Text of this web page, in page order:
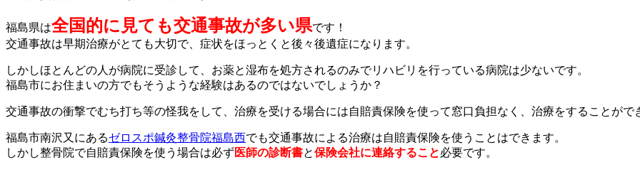
福島県は全国的に見ても交通事故が多い県です！
交通事故は早期治療がとても大切で、症状をほっとくと後々後遺症になります。
しかしほとんどの人が病院に受診して、お薬と湿布を処方されるのみでリハビリを行っている病院は少ないです。
福島市にお住まいの方でもそうような経験はあるのではないでしょうか？
交通事故の衝撃でむち打ち等の怪我をして、治療を受ける場合には自賠責保険を使って窓口負担なく、治療をすることがで
福島市南沢又にあるゼロスポ鍼灸整骨院福島西でも交通事故による治療は自賠責保険を使うことはできます。
しかし整骨院で自賠責保険を使う場合は必ず医師の診断書と保険会社に連絡すること必要です。